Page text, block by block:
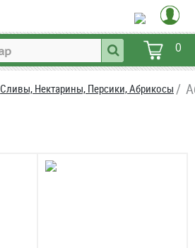
0
Сливы, Нектарины, Персики, Абрикосы